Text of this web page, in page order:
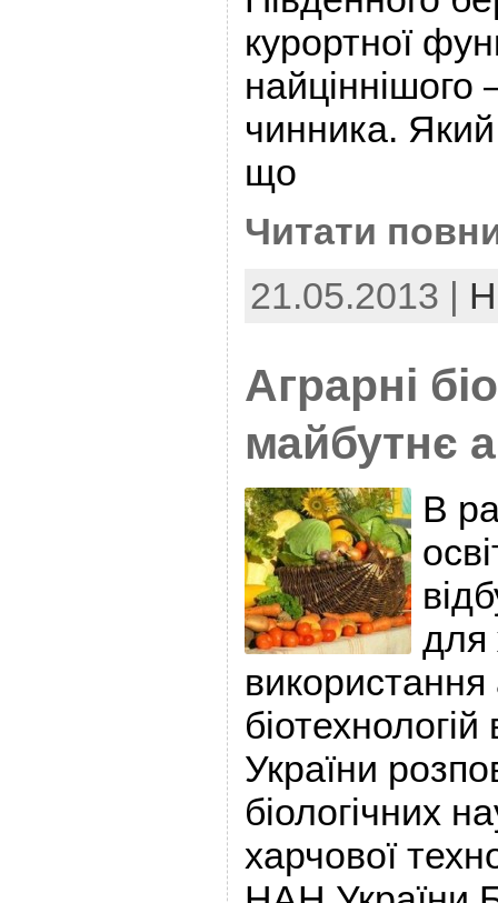
курортної
найціннішого
чинника.
що
Читати
21.05.2013 |
Аграрні
майбутнє
В
для
використання
біотехнологій
України
біологічних
харчової